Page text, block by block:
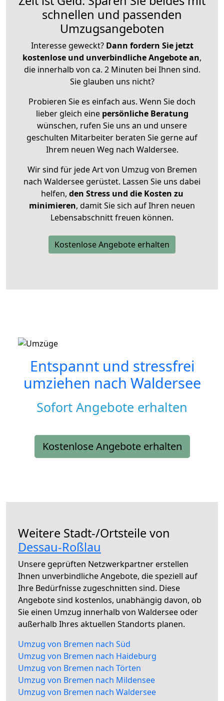
schnellen und passenden
Umzugsangeboten
Interesse geweckt? Dann fordern Sie jetzt
kostenlose und unverbindliche Angebote an,
die innerhalb von ca. 2 Minuten bei Ihnen sind.
Sie glauben uns nicht?
Probieren Sie es einfach aus. Wenn Sie doch
lieber gleich eine persönliche Beratung
wünschen, rufen Sie uns an und unsere
geschulten Mitarbeiter beraten Sie gerne auf
Ihrem neuen Weg nach Waldersee.
Wir sind für jede Art von Umzug von Bremen
nach Waldersee gerüstet. Lassen Sie uns dabei
helfen, den Stress und die Kosten zu
minimieren, damit Sie sich auf Ihren neuen
Lebensabschnitt freuen können.
Kostenlose Angebote erhalten
Entspannt und stressfrei
umziehen nach Waldersee
Sofort Angebote erhalten
Kostenlose Angebote erhalten
Weitere Stadt-/Ortsteile von
Dessau-Roßlau
Unsere geprüften Netzwerkpartner erstellen
Ihnen unverbindliche Angebote, die speziell auf
Ihre Bedürfnisse zugeschnitten sind. Diese
Angebote sind kostenlos, unabhängig davon, ob
Sie einen Umzug innerhalb von Waldersee oder
außerhalb Ihres aktuellen Standorts planen.
Umzug von Bremen nach Süd
Umzug von Bremen nach Haideburg
Umzug von Bremen nach Törten
Umzug von Bremen nach Mildensee
Umzug von Bremen nach Waldersee